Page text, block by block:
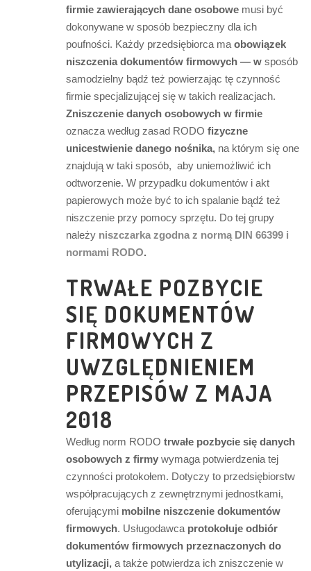
firmie zawierających dane osobowe musi być
dokonywane w sposób bezpieczny dla ich
poufności. Każdy przedsiębiorca ma obowiązek
niszczenia dokumentów firmowych — w sposób
samodzielny bądź też powierzając tę czynność
firmie specjalizującej się w takich realizacjach.
Zniszczenie danych osobowych w firmie
oznacza według zasad RODO fizyczne
unicestwienie danego nośnika, na którym się one
znajdują w taki sposób, aby uniemożliwić ich
odtworzenie. W przypadku dokumentów i akt
papierowych może być to ich spalanie bądź też
niszczenie przy pomocy sprzętu. Do tej grupy
należy niszczarka zgodna z normą DIN 66399 i
normami RODO.
TRWAŁE POZBYCIE
SIĘ DOKUMENTÓW
FIRMOWYCH Z
UWZGLĘDNIENIEM
PRZEPISÓW Z MAJA
2018
Według norm RODO trwałe pozbycie się danych
osobowych z firmy wymaga potwierdzenia tej
czynności protokołem. Dotyczy to przedsiębiorstw
współpracujących z zewnętrznymi jednostkami,
oferującymi mobilne niszczenie dokumentów
firmowych. Usługodawca protokołuje odbiór
dokumentów firmowych przeznaczonych do
utylizacji, a także potwierdza ich zniszczenie w